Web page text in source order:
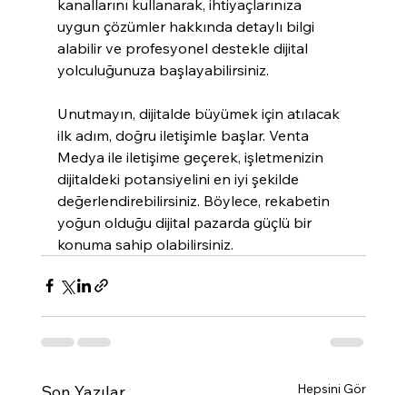
kanallarını kullanarak, ihtiyaçlarınıza
uygun çözümler hakkında detaylı bilgi
alabilir ve profesyonel destekle dijital
yolculuğunuza başlayabilirsiniz.
Unutmayın, dijitalde büyümek için atılacak
ilk adım, doğru iletişimle başlar. Venta
Medya ile iletişime geçerek, işletmenizin
dijitaldeki potansiyelini en iyi şekilde
değerlendirebilirsiniz. Böylece, rekabetin
yoğun olduğu dijital pazarda güçlü bir
konuma sahip olabilirsiniz.
Hepsini Gör